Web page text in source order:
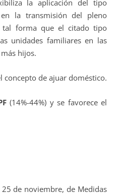
la aplicación del tipo
la transmisión del pleno
tal forma que el citado tipo
unidades familiares en las
hijos.
concepto de ajuar doméstico.
(14%-44%) y se favorece el
de noviembre, de Medidas